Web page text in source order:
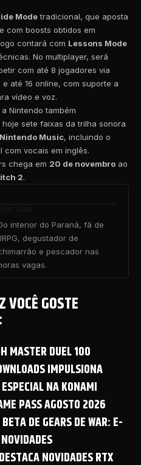
Modetradicional, que aposta
com boosts obtidos em
contará com Lessons Mode
No multiplayer, será
com até 8 jogadores via
até 16 online, com suporte a
vídeo e voz.
Nintendo também
hoje sete faixas da trilha sonora
Nintendo Music, incluindo o
com vocais em inglês.
chega em 20 de novembro ao
2.
interior do Paraná, fã de
degustador de
e pescador nas
vagas.
VOCÊ GOSTE
MASTER DUEL 100
IMPULSIONA
NA KONAMI
PASS AGOSTO 2026
DE GEARS DE WAR: E-
NOVIDADES RTX